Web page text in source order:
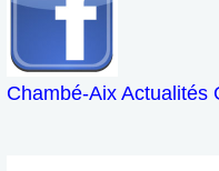
Chambé-Aix Actualités